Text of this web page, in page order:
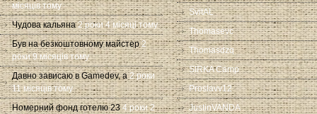
місяців тому
Чудова кальяна 2 роки 4 місяці тому
Був на безкоштовному майстер 2
роки 9 місяців тому
Давно зависаю в Gamedev, а 2 роки
11 місяців тому
Номерний фонд готелю 23 4 роки 2
SvitAL
Thomasevc
Thomasdzq
SIRKA Camp
Proslavv12
JustinVANDA